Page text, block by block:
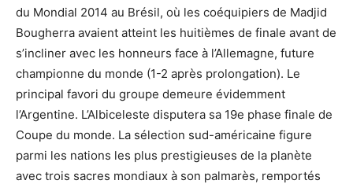
du Mondial 2014 au Brésil, où les coéquipiers de Madjid
Bougherra avaient atteint les huitièmes de finale avant de
s’incliner avec les honneurs face à l’Allemagne, future
championne du monde (1-2 après prolongation). Le
principal favori du groupe demeure évidemment
l’Argentine. L’Albiceleste disputera sa 19e phase finale de
Coupe du monde. La sélection sud-américaine figure
parmi les nations les plus prestigieuses de la planète
avec trois sacres mondiaux à son palmarès, remportés